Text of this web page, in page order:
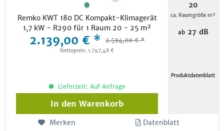
Remko KWT 180 DC Kompakt-Klimagerät
1,7 kW - R290 für 1 Raum 20 - 25 m²
2.139,00 € * 2.594,00 € *
Nettopreis: 1.797,48 €
20
ca. Raumgröße m²
ab27 dB
Produktdatenblatt
Lieferzeit: Auf Anfrage
In den Warenkorb
Merken Datenblatt